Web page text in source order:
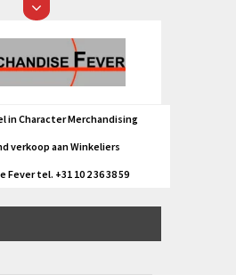
in Character Merchandising
verkoop aan Winkeliers
Fever tel. +31 10 2 36 38 59